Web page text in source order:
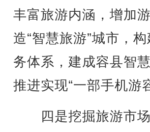
丰富旅游内涵，增加
造“智慧旅游”城市，
务体系，建成容县智
推进实现“一部手机游
四是挖掘旅游市场